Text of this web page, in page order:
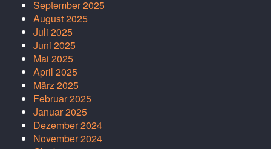
September 2025
August 2025
Juli 2025
Juni 2025
Mai 2025
April 2025
März 2025
Februar 2025
Januar 2025
Dezember 2024
November 2024